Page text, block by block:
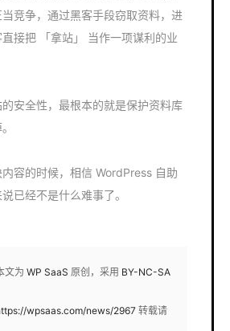
竞争，通过黑客手段窃取资料，进
接把 「拿站」 当作一项谋利的业
安全性，最根本的就是保护资料库
容的时候，相信 WordPress 自助
已经不是什么难事了。
文为 WP SaaS 原创，采用 BY-NC-SA
wpsaas.com/news/2967 转载请